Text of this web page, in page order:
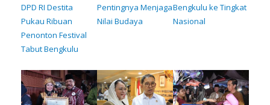
DPD RI Destita
Pukau Ribuan
Penonton Festival
Tabut Bengkulu
Pentingnya Menjaga
Nilai Budaya
Bengkulu ke Tingkat
Nasional